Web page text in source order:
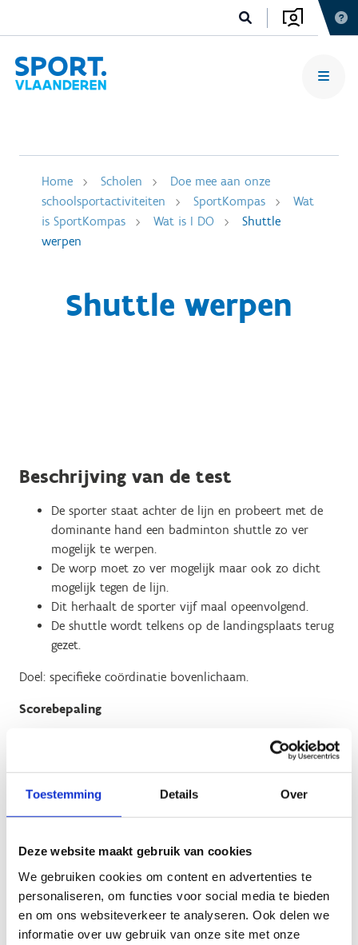
Toestemming Details Over
Deze website maakt gebruik van cookies
We gebruiken cookies om content en advertenties te
personaliseren, om functies voor social media te bieden
en om ons websiteverkeer te analyseren. Ook delen we
informatie over uw gebruik van onze site met onze
Home Scholen
Doe mee aan onze
schoolsportactiviteiten
SportKompas
Wat
is SportKompas
Wat is I DO
Shuttle
werpen
Shuttle werpen
Beschrijving van de test
De sporter staat achter de lijn en probeert met de
dominante hand een badminton shuttle zo ver
mogelijk te werpen.
De worp moet zo ver mogelijk maar ook zo dicht
mogelijk tegen de lijn.
Dit herhaalt de sporter vijf maal opeenvolgend.
De shuttle wordt telkens op de landingsplaats terug
gezet.
Doel: specifieke coördinatie bovenlichaam.
Scorebepaling
Meet telkens de werpafstand t.o.v. de centrale lijn
1 cm nauwkeurig.
Wanneer de shuttle te ver landt van de mat mag de
Wanneer een poging uitzonderlijk veel minder ver is
dan de vorige (bijvoorbeeld recht naar de grond
gegooid) dan mag de poging opnieuw uitgevoerd
worden.
Noteer 5 pogingen.